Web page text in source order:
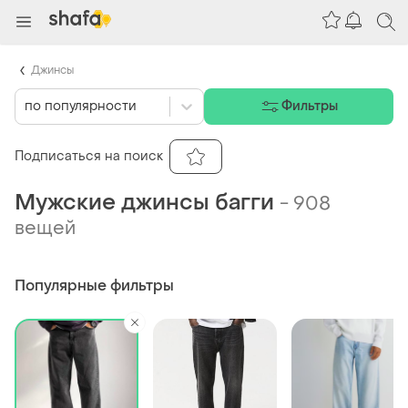
Мужские джинсы багги - 908
вещей
Популярные фильтры
по популярности Фильтры
Подписаться на поиск
Джинсы